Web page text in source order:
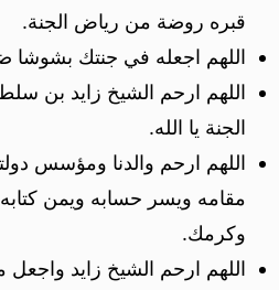
قبره روضة من رياض الجنة.
اللهم اجعله في جنتك بشوشا
اللهم ارحم الشيخ زايد بن
الجنة يا الله.
اللهم ارحم والدنا ومؤسس
مقامه ويسر حسابه ويمن
وكرمك.
اللهم ارحم الشيخ زايد واجعل